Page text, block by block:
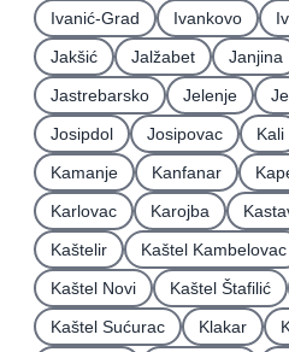
Ivanić-Grad Ivankovo
Jakšić
Jalžabet Janjina
Jastrebarsko
Jelenje
Josipdol
Josipovac Kali
Kamanje
Kanfanar
Karlovac
Karojba
Kaštelir
Kaštel Kambelovac
Kaštel Novi
Kaštel Štafilić
Kaštel Sućurac
Klakar